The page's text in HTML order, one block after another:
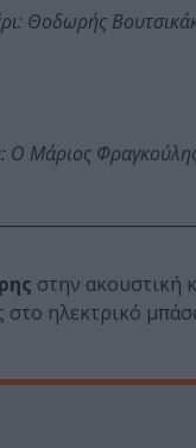
Θοδωρής
Ο Μάριος
στην ακουστική
στο ηλεκτρικό